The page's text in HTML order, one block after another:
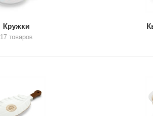
Кружки
17 товаров